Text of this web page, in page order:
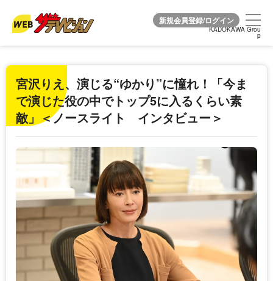
KADOKAWA Grou
p
KADOKAWA Grou
p
宮沢りえ、演じる“ゆかり”に憧れ！「今ま
で演じた役の中でトップ5に入るくらい素
敵」＜ノースライト インタビュー＞